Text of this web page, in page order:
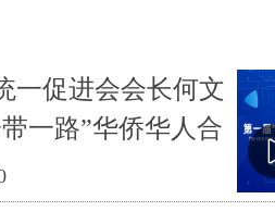
一促进会会长何文
一路”华侨华人合
成功